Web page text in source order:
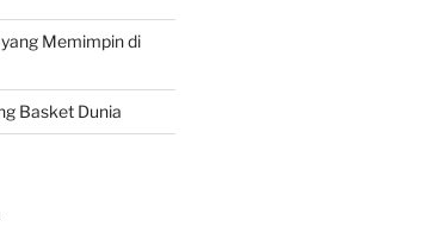
Memimpin di
Basket Dunia